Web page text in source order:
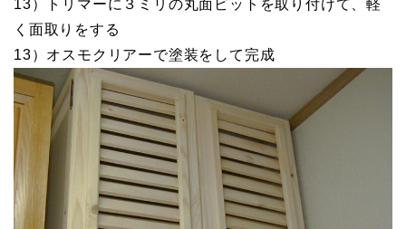
13）トリマーに３ミリの丸面ビットを取り付けて、軽
く面取りをする
13）オスモクリアーで塗装をして完成